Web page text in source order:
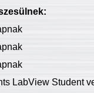
LabView Student